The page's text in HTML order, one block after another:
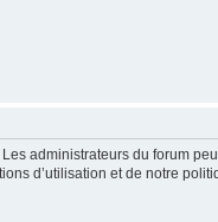
administrateurs du forum
d’utilisation et de notre